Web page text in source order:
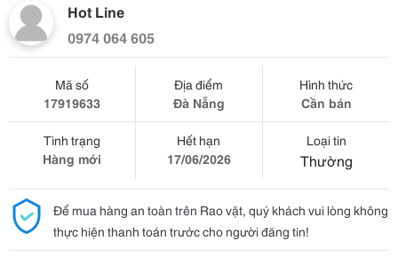
Hot Line
0974 064 605
Mã số
17919633
Địa điểm
Đà Nẵng
Hình thức
Cần bán
Tình trạng
Hàng mới
Hết hạn
17/06/2026
Loại tin
Thường
Để mua hàng an toàn trên Rao vặt, quý khách vui lòng không
thực hiện thanh toán trước cho người đăng tin!